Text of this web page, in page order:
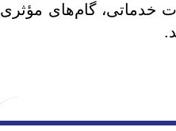
خدماتی، گام‌های مؤثری